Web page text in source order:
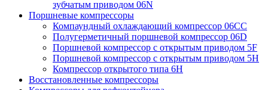
зубчатым приводом 06N
Поршневые компрессоры
Компаундный охлаждающий компрессор 06CC
Полугерметичный поршневой компрессор 06D
Поршневой компрессор с открытым приводом 5F
Поршневой компрессор с открытым приводом 5H
Компрессор открытого типа 6Н
Восстановленные компрессоры